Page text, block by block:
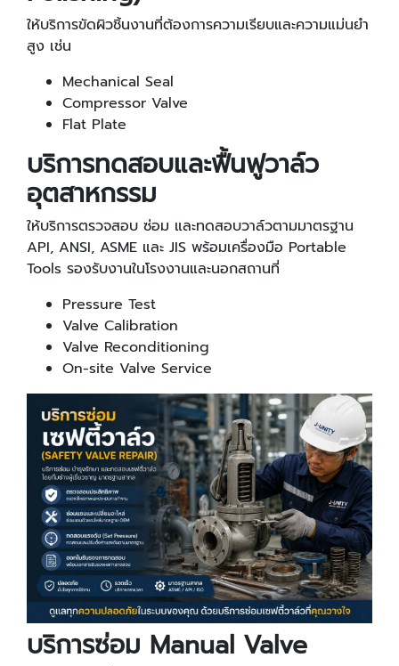
ให้บริการขัดผิวชิ้นงานที่ต้องการความเรียบและความแม่นยำ
สูง เช่น
Mechanical Seal
Compressor Valve
Flat Plate
บริการทดสอบและฟื้นฟูวาล์ว
อุตสาหกรรม
ให้บริการตรวจสอบ ซ่อม และทดสอบวาล์วตามมาตรฐาน
API, ANSI, ASME และ JIS พร้อมเครื่องมือ Portable
Tools รองรับงานในโรงงานและนอกสถานที่
Pressure Test
Valve Calibration
Valve Reconditioning
On-site Valve Service
บริการซ่อม Manual Valve